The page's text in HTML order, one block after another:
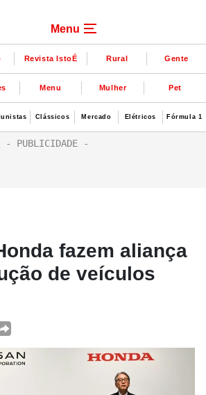
Menu
Revista IstoÉ Rural Gente
Menu Mulher Pet
Clássicos Mercado Elétricos Fórmula 1
fazem aliança
de veículos